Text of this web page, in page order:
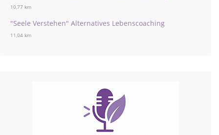
10,77 km
"Seele Verstehen" Alternatives Lebenscoaching
11,04 km